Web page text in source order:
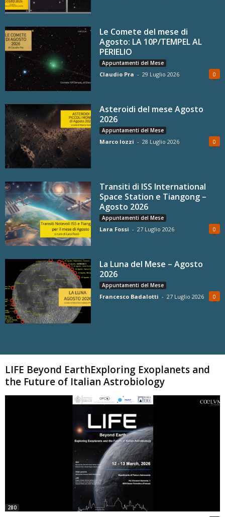
Le Comete del mese di
Agosto: LA 10P/TEMPEL AL
PERIELIO
Appuntamenti del Mese
Claudio Pra - 29 Luglio 2026 0
Asteroidi del mese Agosto
2026
Appuntamenti del Mese
Marco Iozzi - 28 Luglio 2026 0
Transiti di ISS International
Space Station e Tiangong –
Agosto 2026
Appuntamenti del Mese
Lara Fossi - 27 Luglio 2026 0
La Luna del Mese – Agosto
2026
Appuntamenti del Mese
Francesco Badalotti - 27 Luglio 2026 0
LIFE Beyond EarthExploring Exoplanets and
the Future of Italian Astrobiology
280